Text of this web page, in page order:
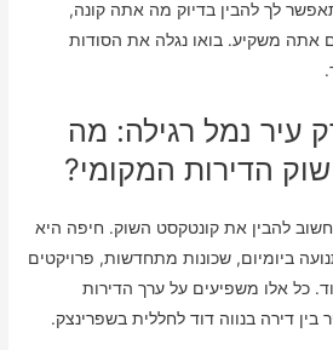
לך להבין בדיוק מה אתה קונה,
אתה משקיע. בואו נגלה את הסודות
עיר נמל רגילה: מה
הדירות המקומי?
להבין את קונטקסט השוק. חיפה היא
ביומיום, שכונות מתחדשות, פרויקטים
כל אלו משפיעים על ערך הדירות
בין דירה בנווה דוד לחללית בשפרינצק.